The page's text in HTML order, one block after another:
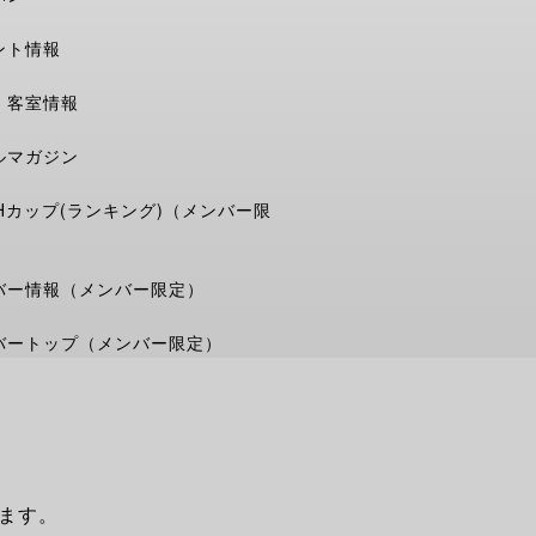
ト情報
客室情報
マガジン
ップ(ランキング)（メンバー限
情報（メンバー限定）
トップ（メンバー限定）
。